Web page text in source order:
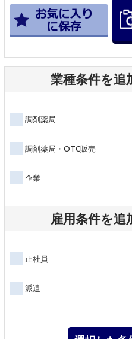
業種条件を追
調剤薬局
調剤薬局・OTC販売
企業
雇用条件を追
正社員
派遣